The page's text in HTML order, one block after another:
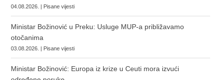
04.08.2026. | Pisane vijesti
Ministar Božinović u Preku: Usluge MUP-a približavamo
otočanima
03.08.2026. | Pisane vijesti
Ministar Božinović: Europa iz krize u Ceuti mora izvući